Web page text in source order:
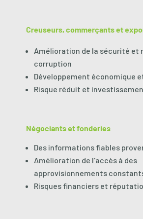
Creuseurs, commerçants et
Amélioration de la sécurité et
corruption
Développement économique
Risque réduit et
Négociants et fonderies
Des informations fiables
Amélioration de l'accès à des
approvisionnements
Risques financiers et